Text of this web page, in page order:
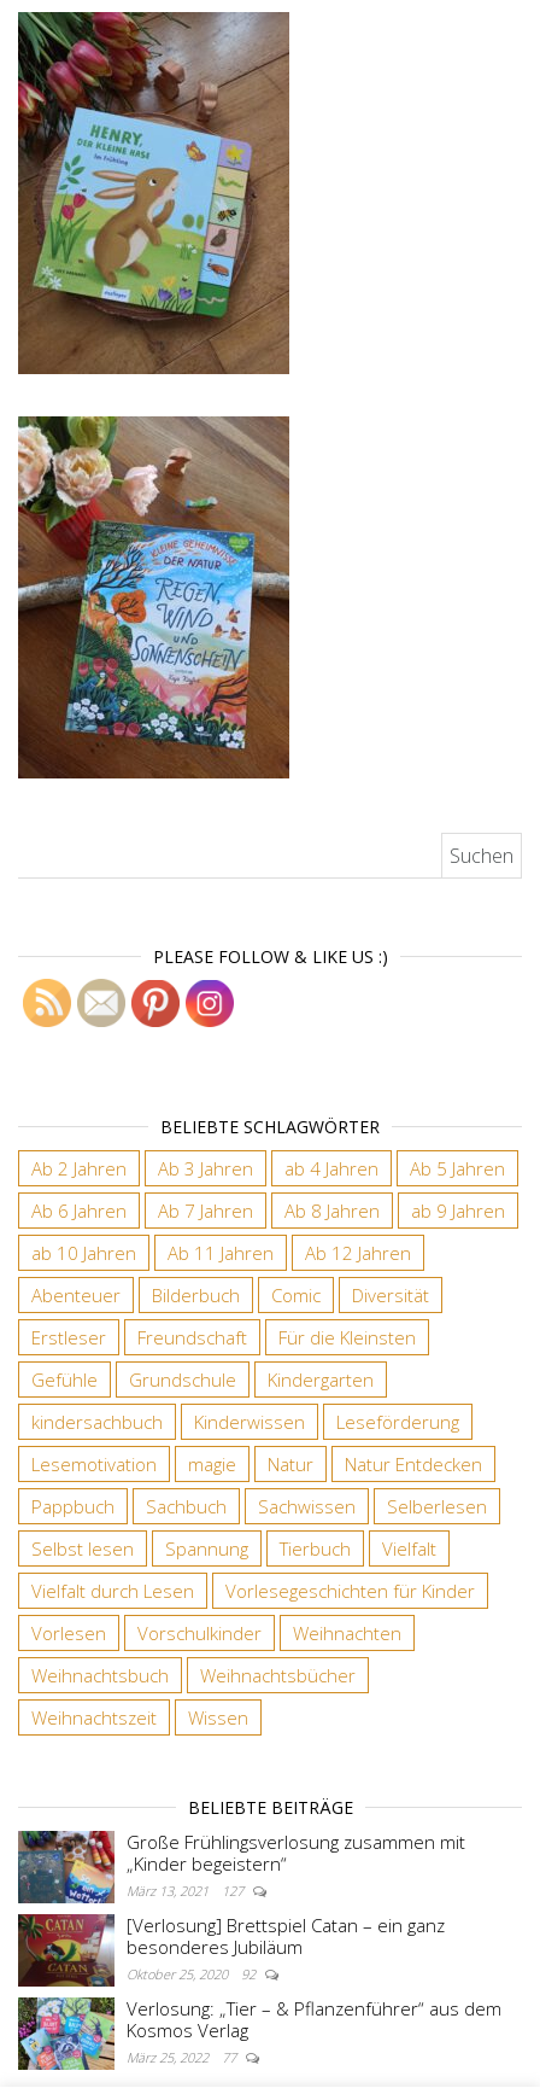
PLEASE FOLLOW & LIKE US :)
BELIEBTE SCHLAGWÖRTER
Ab 2 Jahren Ab 3 Jahren ab 4 Jahren
Ab 5 Jahren
Ab 6 Jahren
Ab 7 Jahren Ab 8 Jahren
ab 9 Jahren
ab 10 Jahren
Ab 11 Jahren
Ab 12 Jahren
Abenteuer
Bilderbuch Comic
Diversität
Erstleser
Freundschaft
Für die Kleinsten
Gefühle
Grundschule
Kindergarten
kindersachbuch
Kinderwissen
Leseförderung
Lesemotivation
magie Natur
Natur Entdecken
Pappbuch
Sachbuch Sachwissen
Selberlesen
Selbst lesen
Spannung Tierbuch
Vielfalt
Vielfalt durch Lesen
Vorlesegeschichten für Kinder
Vorlesen
Vorschulkinder
Weihnachten
Weihnachtsbuch
Weihnachtsbücher
Weihnachtszeit
Wissen
BELIEBTE BEITRÄGE
Große Frühlingsverlosung zusammen mit
„Kinder begeistern“
März 13, 2021 127
[Verlosung] Brettspiel Catan – ein ganz
besonderes Jubiläum
Oktober 25, 2020 92
Verlosung: „Tier – & Pflanzenführer“ aus dem
Kosmos Verlag
März 25, 2022 77